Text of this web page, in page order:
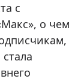
с
о чем